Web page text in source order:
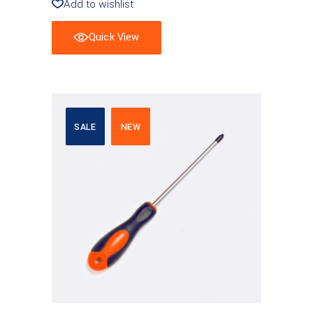
Add to wishlist
Quick View
SALE NEW